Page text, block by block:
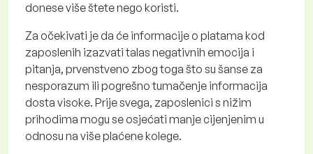
donese više štete nego koristi.
Za očekivati je da će informacije o platama kod
zaposlenih izazvati talas negativnih emocija i
pitanja, prvenstveno zbog toga što su šanse za
nesporazum ili pogrešno tumačenje informacija
dosta visoke. Prije svega, zaposlenici s nižim
prihodima mogu se osjećati manje cijenjenim u
odnosu na više plaćene kolege.